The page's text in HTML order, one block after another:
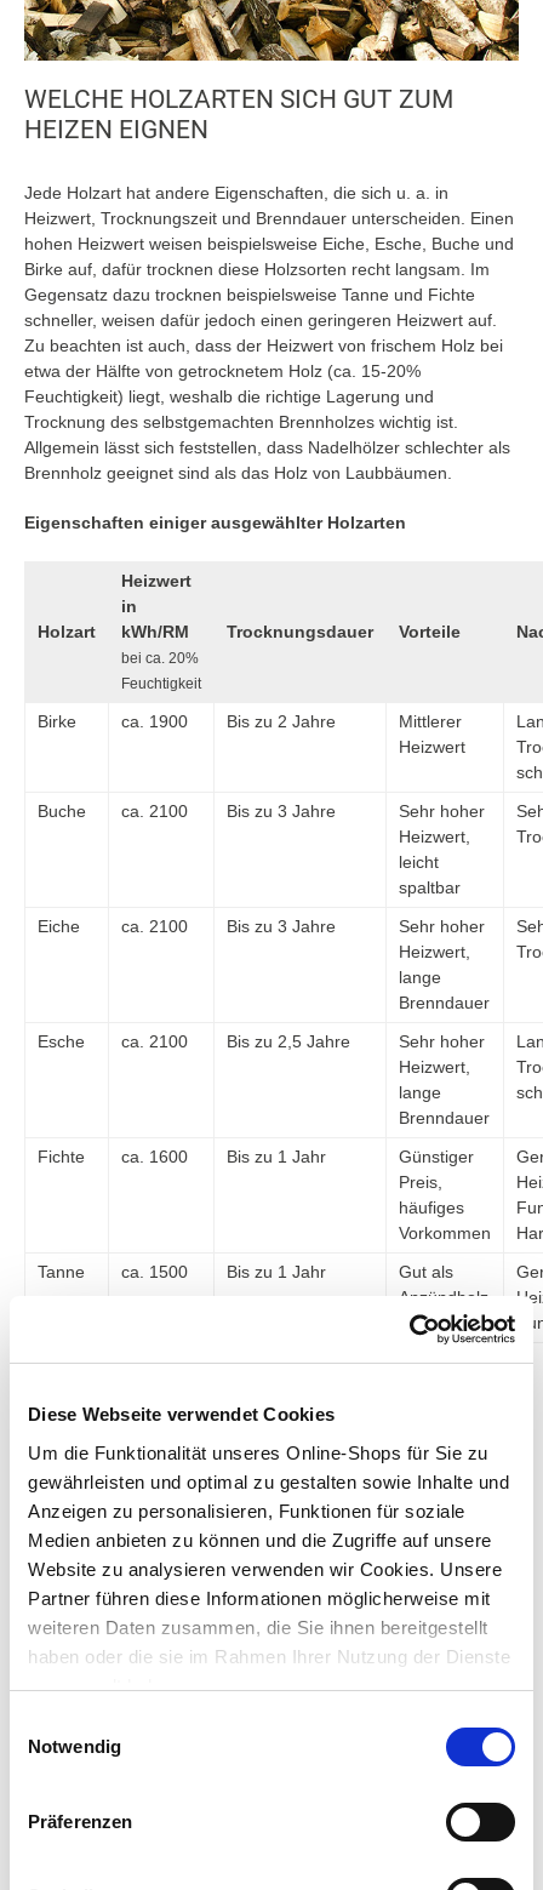
Diese Webseite verwendet Cookies
Um die Funktionalität unseres Online-Shops für Sie zu
gewährleisten und optimal zu gestalten sowie Inhalte und
Anzeigen zu personalisieren, Funktionen für soziale
Medien anbieten zu können und die Zugriffe auf unsere
Website zu analysieren verwenden wir Cookies. Unsere
Partner führen diese Informationen möglicherweise mit
weiteren Daten zusammen, die Sie ihnen bereitgestellt
haben oder die sie im Rahmen Ihrer Nutzung der Dienste
gesammelt haben.
Notwendig
Präferenzen
WELCHE HOLZARTEN SICH GUT ZUM
HEIZEN EIGNEN
Jede Holzart hat andere Eigenschaften, die sich u. a. in
Heizwert, Trocknungszeit und Brenndauer unterscheiden. Einen
hohen Heizwert weisen beispielsweise Eiche, Esche, Buche und
Birke auf, dafür trocknen diese Holzsorten recht langsam. Im
Gegensatz dazu trocknen beispielsweise Tanne und Fichte
schneller, weisen dafür jedoch einen geringeren Heizwert auf.
Zu beachten ist auch, dass der Heizwert von frischem Holz bei
etwa der Hälfte von getrocknetem Holz (ca. 15-20%
Feuchtigkeit) liegt, weshalb die richtige Lagerung und
Trocknung des selbstgemachten Brennholzes wichtig ist.
Allgemein lässt sich feststellen, dass Nadelhölzer schlechter als
Brennholz geeignet sind als das Holz von Laubbäumen.
Eigenschaften einiger ausgewählter Holzarten
Holzart
Heizwert
in
kWh/RM
bei ca. 20%
Feuchtigkeit
Trocknungsdauer Vorteile
Birke ca. 1900 Bis zu 2 Jahre
Mittlerer
Heizwert
Buche
ca. 2100 Bis zu 3 Jahre
Sehr hoher
Heizwert,
leicht
spaltbar
Eiche ca. 2100 Bis zu 3 Jahre
Sehr hoher
Heizwert,
lange
Brenndauer
Esche ca. 2100 Bis zu 2,5 Jahre
Sehr hoher
Heizwert,
lange
Brenndauer
Fichte ca. 1600 Bis zu 1 Jahr
Günstiger
Preis,
häufiges
Vorkommen
Tanne
ca. 1500 Bis zu 1 Jahr
Gut als
Anzündholz
geeignet
BRENNHOLZ RICHTIG VERLADEN
So funktioniert die Ladungssicherung